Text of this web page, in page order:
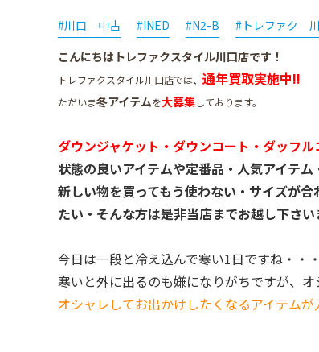
#川口 中古 #INED #N2-B
#トレファク
こんにちはトレファクスタイル川口店です！
トレファクスタイル川口店では、 通年買取実施中!!
ただいま冬アイテムを大募集しております。
ダウンジャケット・ダウンコート・ダッフ
状態の良いアイテムや定番品・人気アイテム
新しい物を買ってもう使わない・サイズが
たい・そんな方は是非当店までお越し下さい
今日は一段と冷え込んで寒い1日ですね・・・
寒いと外に出るのも嫌になりがちですが、
オシャレしてお出かけしたくなるアイテム